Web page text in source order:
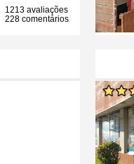
1213 avaliações
228 comentários